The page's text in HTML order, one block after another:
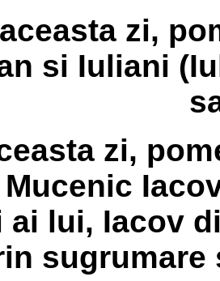
zi,
si Iuliani
zi,
ai lui, Iacov
sugrumare